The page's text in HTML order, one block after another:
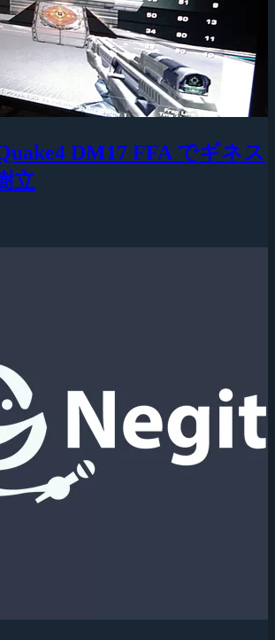
DM17 FFA でギネス
立